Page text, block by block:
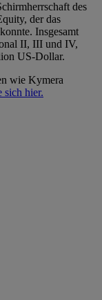
des
der das
Insgesamt
II, III und IV,
US-Dollar.
wie Kymera
sich hier.